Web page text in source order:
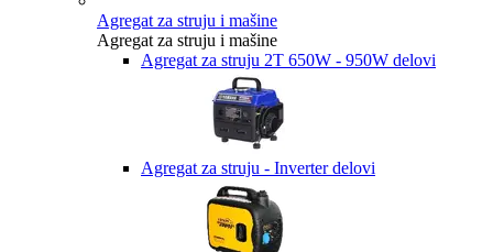
Agregat za struju i mašine
Agregat za struju i mašine
Agregat za struju 2T 650W - 950W delovi
Agregat za struju - Inverter delovi